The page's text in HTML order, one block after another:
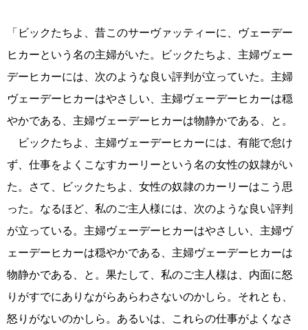
「ビックたちよ、昔このサーヴァッティーに、ヴェーデー
ヒカーという名の主婦がいた。ビックたちよ、主婦ヴェー
デーヒカーには、次のような良い評判が立っていた。主婦
ヴェーデーヒカーはやさしい、主婦ヴェーデーヒカーは穏
やかである、主婦ヴェーデーヒカーは物静かである、と。
ビックたちよ、主婦ヴェーデーヒカーには、有能で怠け
ず、仕事をよくこなすカーリーという名の女性の奴隷がい
た。さて、ビックたちよ、女性の奴隷のカーリーはこう思
った。なるほど、私のご主人様には、次のような良い評判
が立っている。主婦ヴェーデーヒカーはやさしい、主婦ヴ
ェーデーヒカーは穏やかである、主婦ヴェーデーヒカーは
物静かである、と。果たして、私のご主人様は、内面に怒
りがすでにありながらあらわさないのかしら。それとも、
怒りがないのかしら。あるいは、これらの仕事がよくなさ